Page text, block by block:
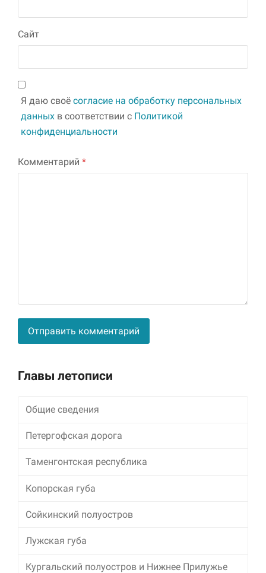
Сайт
Я даю своё согласие на обработку персональных
данных в соответствии с Политикой
конфиденциальности
Комментарий *
Главы летописи
Общие сведения
Петергофская дорога
Таменгонтская республика
Копорская губа
Сойкинский полуостров
Лужская губа
Кургальский полуостров и Нижнее Прилужье